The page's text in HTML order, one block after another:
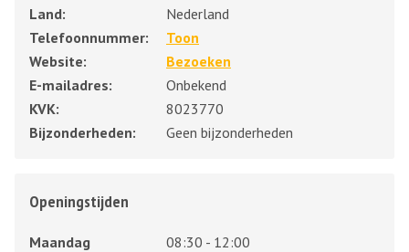
Land:
Nederland
Telefoonnummer:
Toon
Website:
Bezoeken
E-mailadres:
Onbekend
KVK:
8023770
Bijzonderheden:
Geen bijzonderheden
Openingstijden
Maandag
08:30 - 12:00